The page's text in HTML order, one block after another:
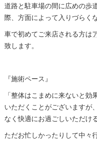
道路と駐車場の間に広めの歩
際、方面によって入りづらく
車で初めてご来店される方は
致します。
『施術ペース』
「整体はこまめに来ないと
いただくことがございますが
なく快適にお過ごしいただけ
ただお忙しかったりして中々